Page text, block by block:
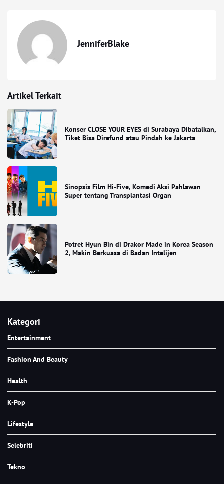
JenniferBlake
Artikel Terkait
Konser CLOSE YOUR EYES di Surabaya Dibatalkan,
Tiket Bisa Direfund atau Pindah ke Jakarta
Sinopsis Film Hi-Five, Komedi Aksi Pahlawan
Super tentang Transplantasi Organ
Potret Hyun Bin di Drakor Made in Korea Season
2, Makin Berkuasa di Badan Intelijen
Kategori
Entertainment
Fashion And Beauty
Health
K-Pop
Lifestyle
Selebriti
Tekno